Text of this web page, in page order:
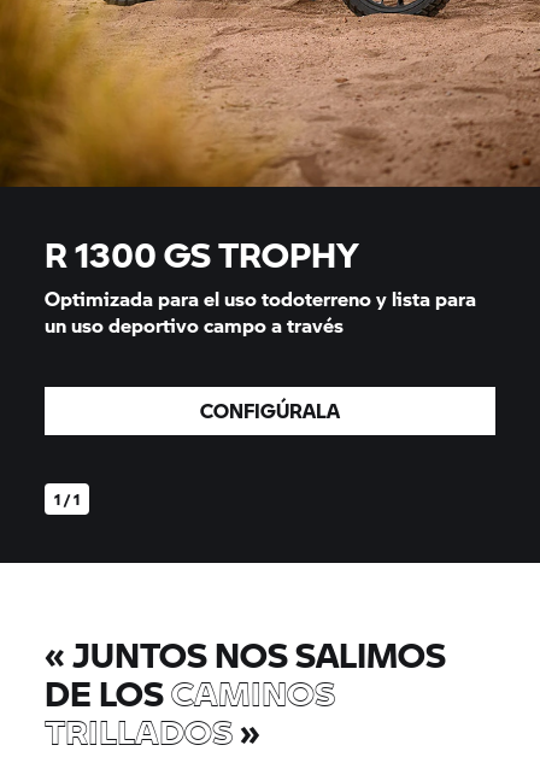
1 / 1
R 1300GS TROPHY
Optimizada para el uso todoterreno y lista para
un uso deportivo campo a través
CONFIGÚRALA
«JUNTOS NOS SALIMOS
DE LOSCAMINOS
TRILLADOS»